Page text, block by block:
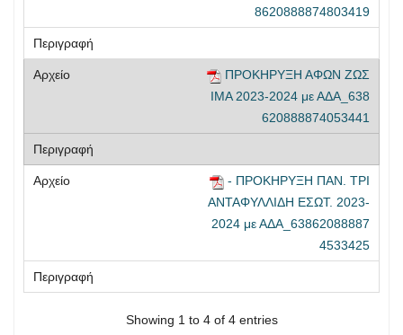
8620888874803419
ΠΡΟΚΗΡΥΞΗ ΑΦΩΝ ΖΩΣ
ΙΜΑ 2023-2024 με ΑΔΑ_638
620888874053441
- ΠΡΟΚΗΡΥΞΗ ΠΑΝ. ΤΡΙ
ΑΝΤΑΦΥΛΛΙΔΗ ΕΣΩΤ. 2023-
2024 με ΑΔΑ_63862088887
4533425
Showing 1 to 4 of 4 entries